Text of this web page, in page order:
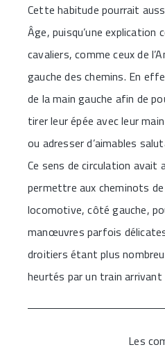
Cette habitude pourrait
Âge, puisqu’une explication
cavaliers, comme ceux de
gauche des chemins. En
de la main gauche afin de
tirer leur épée avec leur
ou adresser d’aimables
Ce sens de circulation avait
permettre aux cheminots
locomotive, côté gauche,
manœuvres parfois
droitiers étant plus
heurtés par un train arrivant
Les